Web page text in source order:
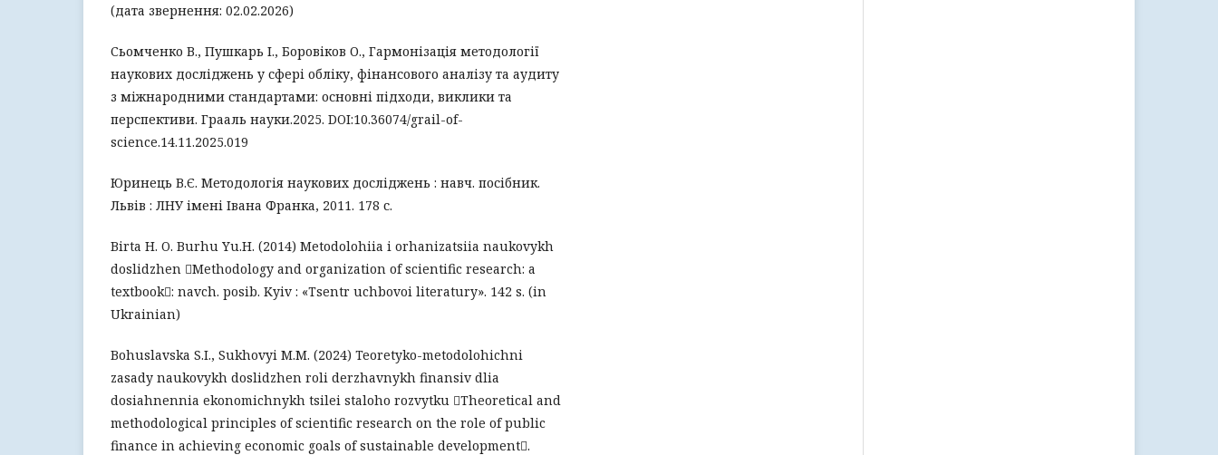
(дата звернення: 02.02.2026)
Сьомченко В., Пушкарь І., Боровіков О., Гармонізація методології
наукових досліджень у сфері обліку, фінансового аналізу та аудиту
з міжнародними стандартами: основні підходи, виклики та
перспективи. Грааль науки.2025. DOI:10.36074/grail-of-
science.14.11.2025.019
Юринець В.Є. Методологія наукових досліджень : навч. посібник.
Львів : ЛНУ імені Івана Франка, 2011. 178 с.
Birta H. O. Burhu Yu.H. (2014) Metodolohiia i orhanizatsiia naukovykh
doslidzhen Methodology and organization of scientific research: a
textbook: navch. posib. Kyiv : «Tsentr uchbovoi literatury». 142 s. (in
Ukrainian)
Bohuslavska S.I., Sukhovyi M.M. (2024) Teoretyko-metodolohichni
zasady naukovykh doslidzhen roli derzhavnykh finansiv dlia
dosiahnennia ekonomichnykh tsilei staloho rozvytku Theoretical and
methodological principles of scientific research on the role of public
finance in achieving economic goals of sustainable development.